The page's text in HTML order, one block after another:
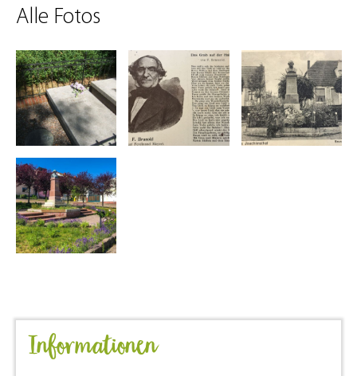
Alle Fotos
Informationen